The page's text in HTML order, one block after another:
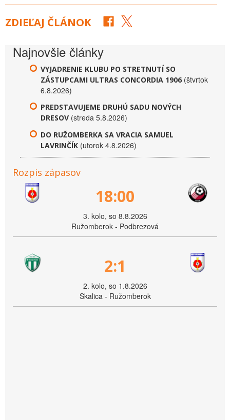
ZDIEĽAJ ČLÁNOK
Najnovšie články
VYJADRENIE KLUBU PO STRETNUTÍ SO
ZÁSTUPCAMI ULTRAS CONCORDIA 1906 (štvrtok
6.8.2026)
PREDSTAVUJEME DRUHÚ SADU NOVÝCH
DRESOV (streda 5.8.2026)
DO RUŽOMBERKA SA VRACIA SAMUEL
LAVRINČÍK (utorok 4.8.2026)
Rozpis zápasov
18:00
3. kolo, so 8.8.2026
Ružomberok - Podbrezová
2:1
2. kolo, so 1.8.2026
Skalica - Ružomberok